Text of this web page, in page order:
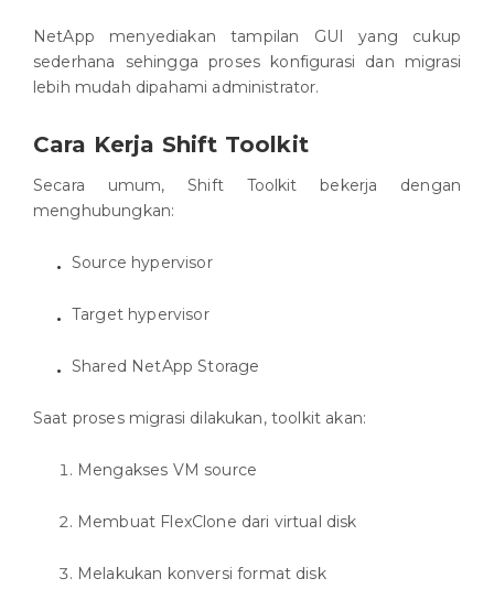
NetApp menyediakan tampilan GUI yang cukup
sederhana sehingga proses konfigurasi dan migrasi
lebih mudah dipahami administrator.
Cara Kerja Shift Toolkit
Secara umum, Shift Toolkit bekerja dengan
menghubungkan:
Source hypervisor
Target hypervisor
Shared NetApp Storage
Saat proses migrasi dilakukan, toolkit akan:
Mengakses VM source
Membuat FlexClone dari virtual disk
Melakukan konversi format disk